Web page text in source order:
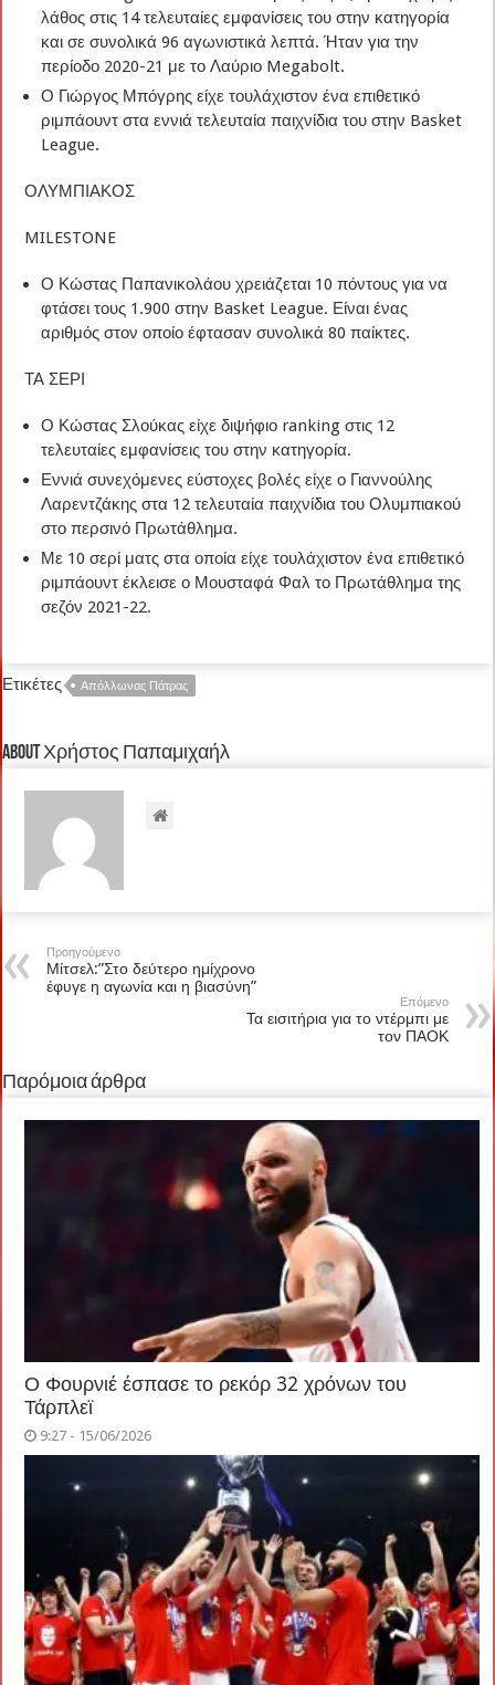
λάθος στις 14 τελευταίες εμφανίσεις του στην κατηγορία
και σε συνολικά 96 αγωνιστικά λεπτά. Ήταν για την
περίοδο 2020-21 με το Λαύριο Megabolt.
Ο Γιώργος Μπόγρης είχε τουλάχιστον ένα επιθετικό
ριμπάουντ στα εννιά τελευταία παιχνίδια του στην Basket
League.
ΟΛΥΜΠΙΑΚΟΣ
MILESTONE
Ο Κώστας Παπανικολάου χρειάζεται 10 πόντους για να
φτάσει τους 1.900 στην Basket League. Είναι ένας
αριθμός στον οποίο έφτασαν συνολικά 80 παίκτες.
ΤΑ ΣΕΡΙ
Ο Κώστας Σλούκας είχε διψήφιο ranking στις 12
τελευταίες εμφανίσεις του στην κατηγορία.
Εννιά συνεχόμενες εύστοχες βολές είχε ο Γιαννούλης
Λαρεντζάκης στα 12 τελευταία παιχνίδια του Ολυμπιακού
στο περσινό Πρωτάθλημα.
Με 10 σερί ματς στα οποία είχε τουλάχιστον ένα επιθετικό
ριμπάουντ έκλεισε ο Μουσταφά Φαλ το Πρωτάθλημα της
σεζόν 2021-22.
Ετικέτες Απόλλωνας Πάτρας
About Χρήστος Παπαμιχαήλ
Προηγούμενο
Μίτσελ:”Στο δεύτερο ημίχρονο
έφυγε η αγωνία και η βιασύνη”
Επόμενο
Τα εισιτήρια για το ντέρμπι με
τον ΠΑΟΚ
Παρόμοια άρθρα
Ο Φουρνιέ έσπασε το ρεκόρ 32 χρόνων του
Τάρπλεϊ
9:27 - 15/06/2026